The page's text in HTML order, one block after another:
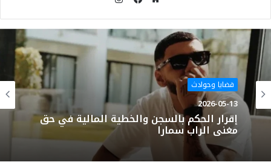
الويب
قضايا وحوادث
2026-05-13
إقرار الحكم بالسجن والخطية المالية في حق
مغني الراب سمارا